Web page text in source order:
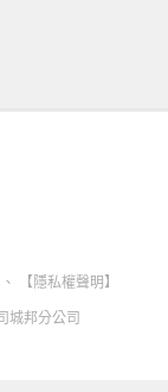
、
【隱私權聲明】
城邦分公司